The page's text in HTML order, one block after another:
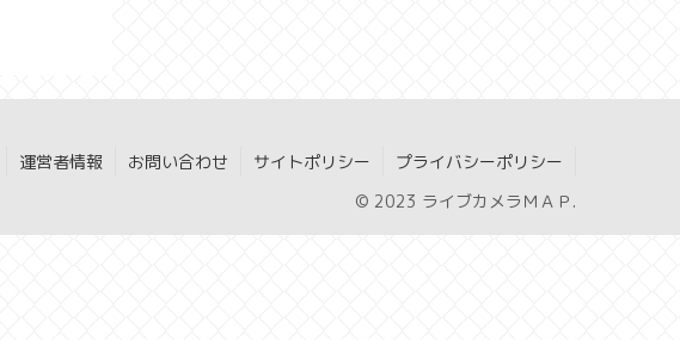
運営者情報 お問い合わせ サイトポリシー
プライバシーポリシー
© 2023 ライブカメラＭＡＰ.